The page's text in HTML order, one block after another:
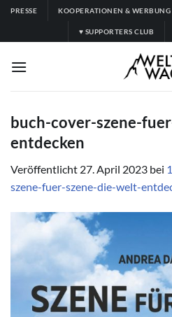
Zum
springen
PRESSE KOOPERATIONEN & WERBUNG
♥ SUPPORTERS CLUB
buch-cover-szene-
entdecken
Veröffentlicht 27. April 2023 bei
szene-fuer-szene-die-welt-